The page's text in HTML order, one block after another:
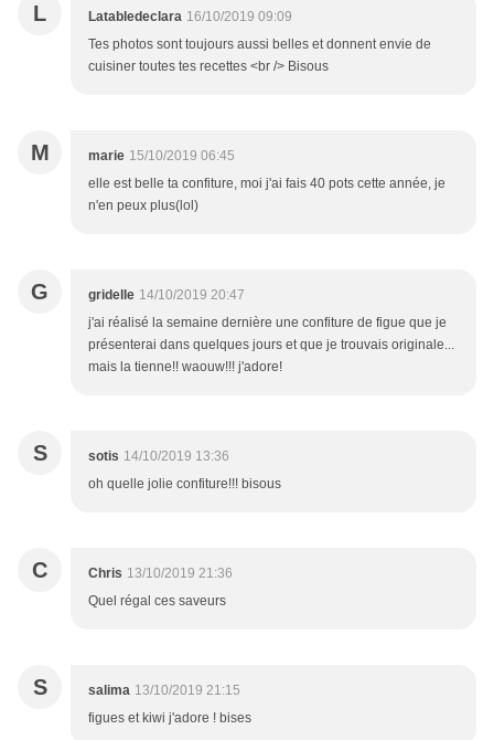
L Latabledeclara 16/10/2019 09:09
Tes photos sont toujours aussi belles et donnent envie de
cuisiner toutes tes recettes <br /> Bisous
M marie 15/10/2019 06:45
elle est belle ta confiture, moi j'ai fais 40 pots cette année, je
n'en peux plus(lol)
G gridelle 14/10/2019 20:47
j'ai réalisé la semaine dernière une confiture de figue que je
présenterai dans quelques jours et que je trouvais originale...
mais la tienne!! waouw!!! j'adore!
S sotis 14/10/2019 13:36
oh quelle jolie confiture!!! bisous
C Chris 13/10/2019 21:36
Quel régal ces saveurs
S salima 13/10/2019 21:15
figues et kiwi j'adore ! bises